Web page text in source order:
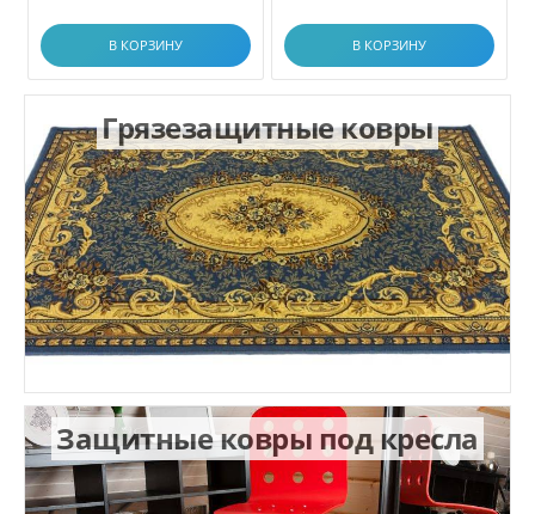
В КОРЗИНУ В КОРЗИНУ
Грязезащитные ковры
Защитные ковры под кресла